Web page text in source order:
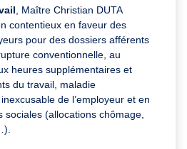
, Maître Christian DUTA
contentieux en faveur des
pour des dossiers afférents
conventionnelle, au
heures supplémentaires et
du travail, maladie
de l’employeur et en
sociales (allocations chômage,